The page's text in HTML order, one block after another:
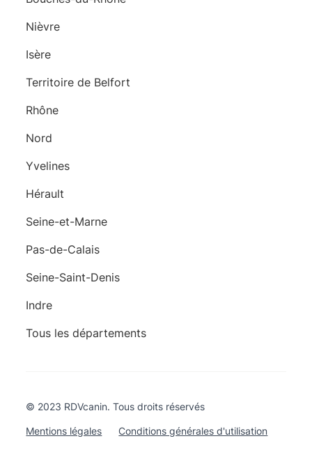
Nièvre
Isère
Territoire de Belfort
Rhône
Nord
Yvelines
Hérault
Seine-et-Marne
Pas-de-Calais
Seine-Saint-Denis
Indre
Tous les départements
© 2023 RDVcanin. Tous droits réservés
Mentions légales Conditions générales d'utilisation